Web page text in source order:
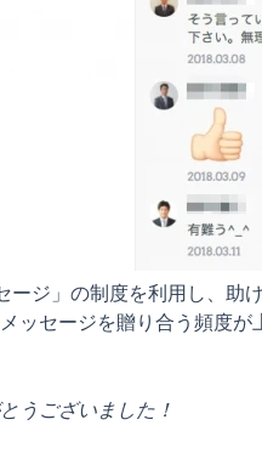
ジ」の制度を利用し、助
ッセージを贈り合う頻度が
うございました！